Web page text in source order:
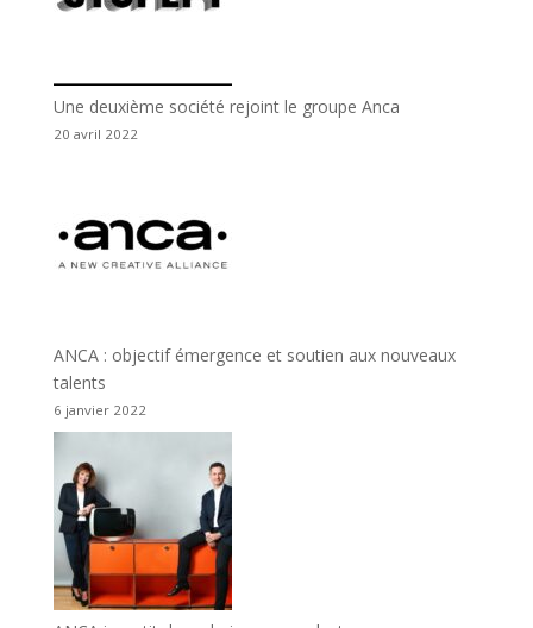
Une deuxième société rejoint le groupe Anca
20 avril 2022
ANCA : objectif émergence et soutien aux nouveaux
talents
6 janvier 2022